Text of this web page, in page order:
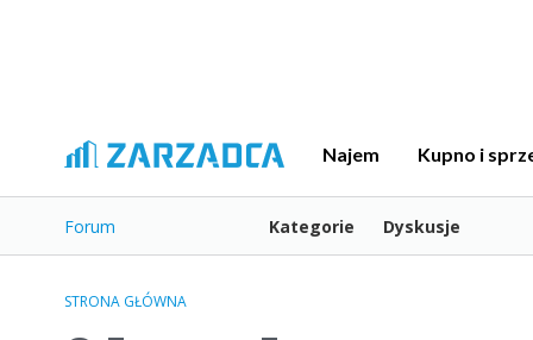
Najem Kupno i
Forum Kategorie Dyskusje
STRONA GŁÓWNA